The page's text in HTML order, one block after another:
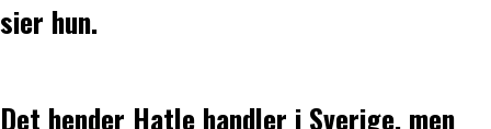
sier hun.
Det hender Hatle handler i Sverige, men